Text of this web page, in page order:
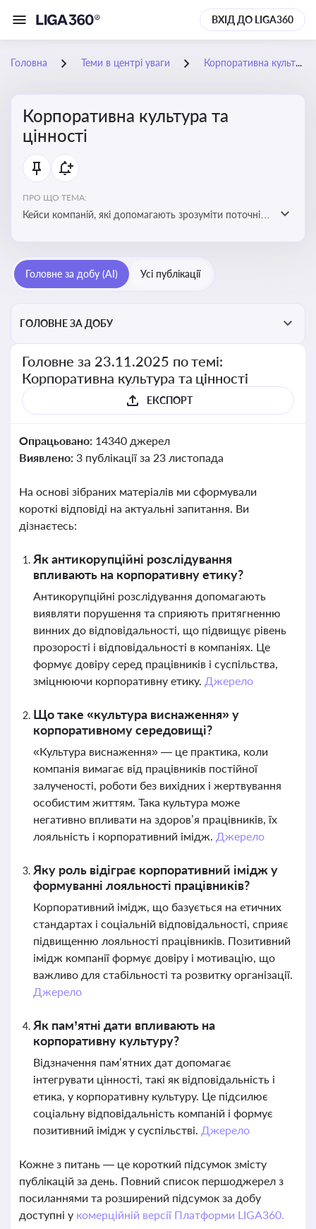
ВХІД ДО LIGA360
Головна Теми в центрі уваги Корпоративна культура та цінності
Корпоративна культура та
цінності
ПРО ЩО ТЕМА:
Кейси компаній, які допомагають зрозуміти поточні
бізнес-середовища
Головне за добу (AI) Усі публікації
ГОЛОВНЕ ЗА ДОБУ
Головне за 23.11.2025 по темі:
Корпоративна культура та цінності
ЕКСПОРТ
Опрацьовано: 14340 джерел
Виявлено: 3 публікації за 23 листопада
На основі зібраних матеріалів ми сформували
короткі відповіді на актуальні запитання. Ви
дізнаєтесь:
Як антикорупційні розслідування
впливають на корпоративну етику?
Антикорупційні розслідування допомагають
виявляти порушення та сприяють притягненню
винних до відповідальності, що підвищує рівень
прозорості і відповідальності в компаніях. Це
формує довіру серед працівників і суспільства,
зміцнюючи корпоративну етику. Джерело
Що таке «культура виснаження» у
корпоративному середовищі?
«Культура виснаження» — це практика, коли
компанія вимагає від працівників постійної
залученості, роботи без вихідних і жертвування
особистим життям. Така культура може
негативно впливати на здоров’я працівників, їх
лояльність і корпоративний імідж. Джерело
Яку роль відіграє корпоративний імідж у
формуванні лояльності працівників?
Корпоративний імідж, що базується на етичних
стандартах і соціальній відповідальності, сприяє
підвищенню лояльності працівників. Позитивний
імідж компанії формує довіру і мотивацію, що
важливо для стабільності та розвитку організації.
Джерело
Як пам’ятні дати впливають на
корпоративну культуру?
Відзначення пам’ятних дат допомагає
інтегрувати цінності, такі як відповідальність і
етика, у корпоративну культуру. Це підсилює
соціальну відповідальність компаній і формує
позитивний імідж у суспільстві. Джерело
Кожне з питань — це короткий підсумок змісту
публікацій за день. Повний список першоджерел з
посиланнями та розширений підсумок за добу
доступні у комерційній версії Платформи LIGA360.